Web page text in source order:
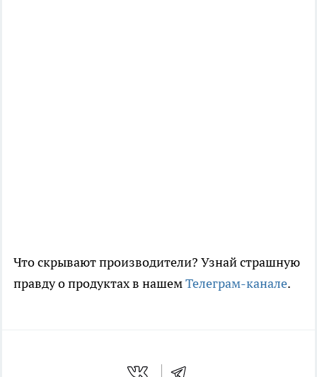
Что скрывают производители? Узнай страшную
правду о продуктах в нашемТелеграм-канале.